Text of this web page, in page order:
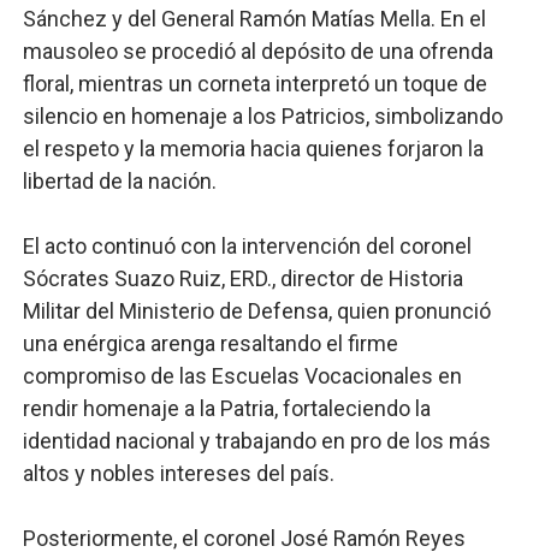
Sánchez y del General Ramón Matías Mella. En el
mausoleo se procedió al depósito de una ofrenda
floral, mientras un corneta interpretó un toque de
silencio en homenaje a los Patricios, simbolizando
el respeto y la memoria hacia quienes forjaron la
libertad de la nación.
El acto continuó con la intervención del coronel
Sócrates Suazo Ruiz, ERD., director de Historia
Militar del Ministerio de Defensa, quien pronunció
una enérgica arenga resaltando el firme
compromiso de las Escuelas Vocacionales en
rendir homenaje a la Patria, fortaleciendo la
identidad nacional y trabajando en pro de los más
altos y nobles intereses del país.
Posteriormente, el coronel José Ramón Reyes